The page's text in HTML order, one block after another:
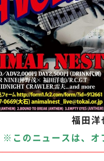
福田洋
※このニュースは、オ